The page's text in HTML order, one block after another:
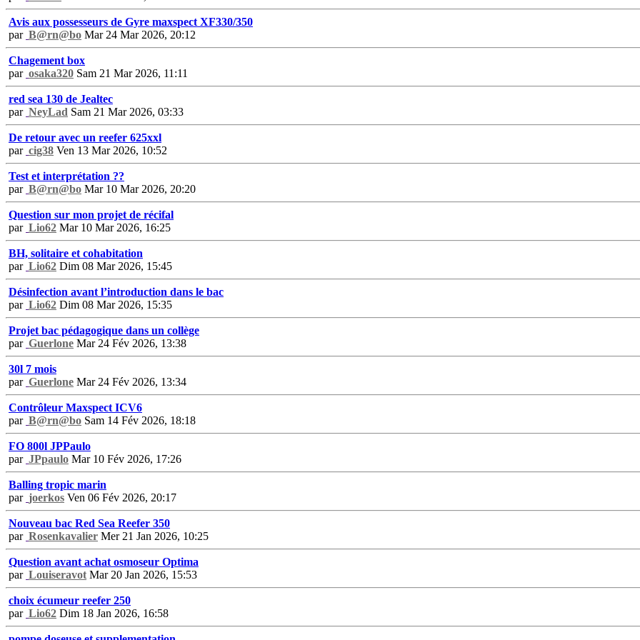
Avis aux possesseurs de Gyre maxspect XF330/350
par B@rn@bo Mar 24 Mar 2026, 20:12
Chagement box
par osaka320 Sam 21 Mar 2026, 11:11
red sea 130 de Jealtec
par NeyLad Sam 21 Mar 2026, 03:33
De retour avec un reefer 625xxl
par cig38 Ven 13 Mar 2026, 10:52
Test et interprétation ??
par B@rn@bo Mar 10 Mar 2026, 20:20
Question sur mon projet de récifal
par Lio62 Mar 10 Mar 2026, 16:25
BH, solitaire et cohabitation
par Lio62 Dim 08 Mar 2026, 15:45
Désinfection avant l’introduction dans le bac
par Lio62 Dim 08 Mar 2026, 15:35
Projet bac pédagogique dans un collège
par Guerlone Mar 24 Fév 2026, 13:38
30l 7 mois
par Guerlone Mar 24 Fév 2026, 13:34
Contrôleur Maxspect ICV6
par B@rn@bo Sam 14 Fév 2026, 18:18
FO 800l JPPaulo
par JPpaulo Mar 10 Fév 2026, 17:26
Balling tropic marin
par joerkos Ven 06 Fév 2026, 20:17
Nouveau bac Red Sea Reefer 350
par Rosenkavalier Mer 21 Jan 2026, 10:25
Question avant achat osmoseur Optima
par Louiseravot Mar 20 Jan 2026, 15:53
choix écumeur reefer 250
par Lio62 Dim 18 Jan 2026, 16:58